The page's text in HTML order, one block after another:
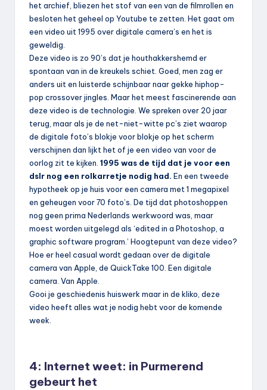
het archief, bliezen het stof van een van de filmrollen en
besloten het geheel op Youtube te zetten. Het gaat om
een video uit 1995 over digitale camera’s en het is
geweldig.
Deze video is zo 90’s dat je houthakkershemd er
spontaan van in de kreukels schiet. Goed, men zag er
anders uit en luisterde schijnbaar naar gekke hiphop-
pop crossover jingles. Maar het meest fascinerende aan
deze video is de technologie. We spreken over 20 jaar
terug, maar als je de net-niet-witte pc’s ziet waarop
de digitale foto’s blokje voor blokje op het scherm
verschijnen dan lijkt het of je een video van voor de
oorlog zit te kijken. 1995 was de tijd dat je voor een
dslr nog een rolkarretje nodig had. En een tweede
hypotheek op je huis voor een camera met 1 megapixel
en geheugen voor 70 foto’s. De tijd dat photoshoppen
nog geen prima Nederlands werkwoord was, maar
moest worden uitgelegd als ‘edited in a Photoshop, a
graphic software program.’ Hoogtepunt van deze video?
Hoe er heel casual wordt gedaan over de digitale
camera van Apple, de QuickTake 100. Een digitale
camera. Van Apple.
Gooi je geschiedenis huiswerk maar in de kliko, deze
video heeft alles wat je nodig hebt voor de komende
week.
4: Internet weet: in Purmerend
gebeurt het